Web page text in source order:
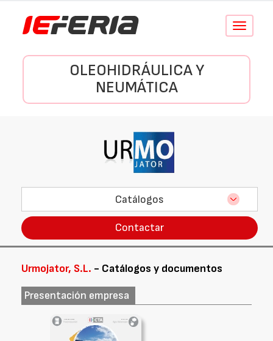
Conmutar
OLEOHIDRÁULICA Y
NEUMÁTICA
Catálogos
Contactar
Urmojator, S.L. - Catálogos y documentos
Presentación empresa